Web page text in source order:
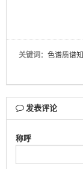
关键词：色谱质谱
发表评论
称呼